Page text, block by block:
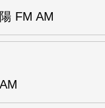
FM AM